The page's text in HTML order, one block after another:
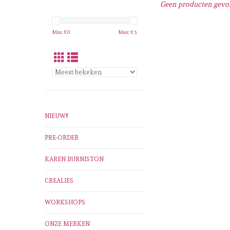
Min: €0 Max: €5
NIEUW!!
PRE-ORDER
KAREN BURNISTON
CREALIES
WORKSHOPS
ONZE MERKEN
Geen producten